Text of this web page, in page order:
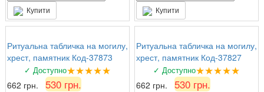
Купити Купити
Ритуальна табличка на могилу,
хрест, памятник Код-37873
✓ Доступно★★★★★
662 грн. 530 грн.
Ритуальна табличка на могилу,
хрест, памятник Код-37827
✓ Доступно★★★★★
662 грн. 530 грн.